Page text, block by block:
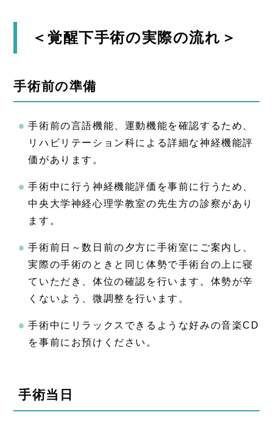
＜覚醒下手術の実際の流れ＞
手術前の準備
手術前の言語機能、運動機能を確認するため、
リハビリテーション科による詳細な神経機能評
価があります。
手術中に行う神経機能評価を事前に行うため、
中央大学神経心理学教室の先生方の診察があり
ます。
手術前日～数日前の夕方に手術室にご案内し、
実際の手術のときと同じ体勢で手術台の上に寝
ていただき、体位の確認を行います。体勢が辛
くないよう、微調整を行います。
手術中にリラックスできるような好みの音楽CD
を事前にお預けください。
手術当日